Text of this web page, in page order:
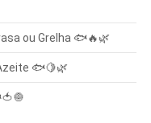
ou Grelha 🐟🔥🌿
🐟🍋🌿